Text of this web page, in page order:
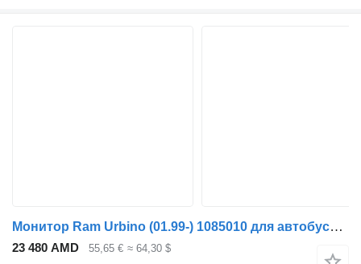
Монитор Ram Urbino (01.99-) 1085010 для автобуса Solaris Urbino, Alpino, Vacanza (1999-)
23 480 AMD 55,65 € ≈ 64,30 $